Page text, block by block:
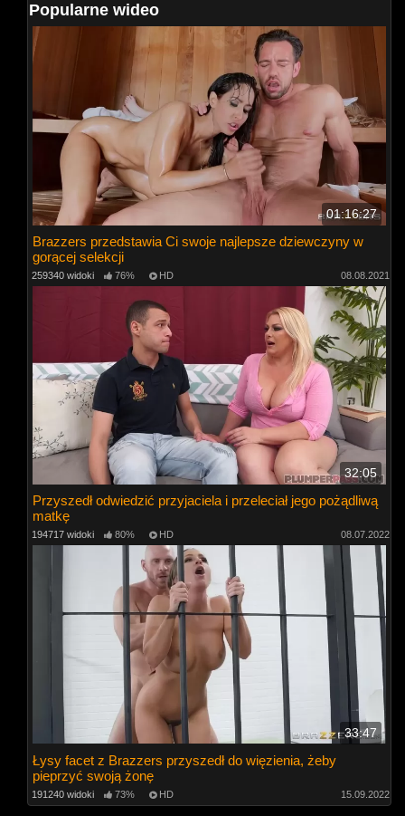
Popularne wideo
01:16:27
Brazzers przedstawia Ci swoje najlepsze dziewczyny w
gorącej selekcji
259340 widoki 76% HD 08.08.2021
32:05
Przyszedł odwiedzić przyjaciela i przeleciał jego pożądliwą
matkę
194717 widoki 80% HD 08.07.2022
33:47
Łysy facet z Brazzers przyszedł do więzienia, żeby
pieprzyć swoją żonę
191240 widoki 73% HD 15.09.2022